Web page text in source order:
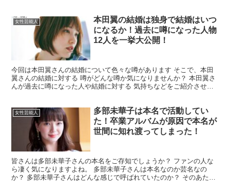
女性芸能人
本田翼の結婚は独身で結婚はいつ
になるか！過去に噂になった人物
12人を一挙大公開！
今回は本田翼さんの結婚について色々な噂があります そこで、本田
翼さんの結婚に対する 噂がどんな噂か気になりませんか？ 本田翼さ
んが過去に噂になった人や結婚に対する 気持ちなどをご紹介させて
女性芸能人
多部未華子は本名で活動してい
た！卒業アルバムが原因で本名が
世間に知れ渡ってしまった！
皆さんは多部未華子さんの本名をご存知でしょうか？ ファンの人な
ら凄く気になりますよね。 多部未華子さんは本名なのか芸名なの
か？ 多部未華子さんはどんな感じで呼ばれていたのか？ そのあたり